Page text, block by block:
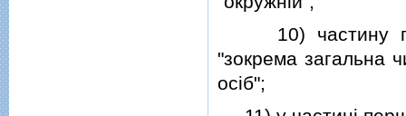
10) частину
"зокрема загальна
осiб";